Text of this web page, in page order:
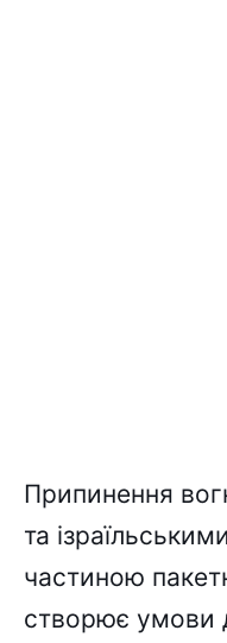
Припинення
та
частиною
створює умови